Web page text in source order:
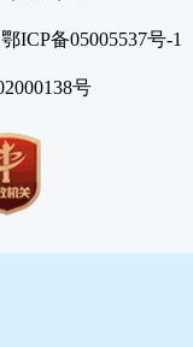
ICP备05005537号
号